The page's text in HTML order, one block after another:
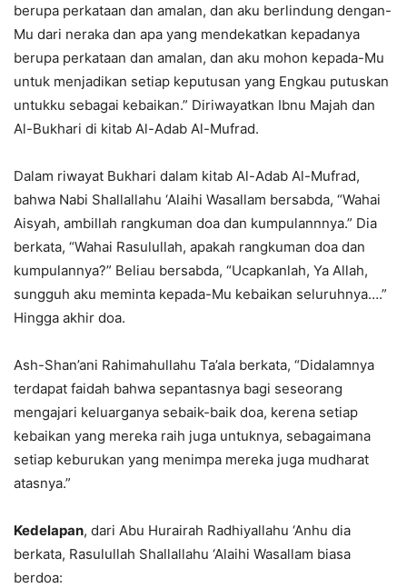
berupa perkataan dan amalan, dan aku berlindung dengan-
Mu dari neraka dan apa yang mendekatkan kepadanya
berupa perkataan dan amalan, dan aku mohon kepada-Mu
untuk menjadikan setiap keputusan yang Engkau putuskan
untukku sebagai kebaikan.” Diriwayatkan Ibnu Majah dan
Al-Bukhari di kitab Al-Adab Al-Mufrad.
Dalam riwayat Bukhari dalam kitab Al-Adab Al-Mufrad,
bahwa Nabi Shallallahu ‘Alaihi Wasallam bersabda, “Wahai
Aisyah, ambillah rangkuman doa dan kumpulannnya.” Dia
berkata, “Wahai Rasulullah, apakah rangkuman doa dan
kumpulannya?” Beliau bersabda, “Ucapkanlah, Ya Allah,
sungguh aku meminta kepada-Mu kebaikan seluruhnya….”
Hingga akhir doa.
Ash-Shan’ani Rahimahullahu Ta’ala berkata, “Didalamnya
terdapat faidah bahwa sepantasnya bagi seseorang
mengajari keluarganya sebaik-baik doa, kerena setiap
kebaikan yang mereka raih juga untuknya, sebagaimana
setiap keburukan yang menimpa mereka juga mudharat
atasnya.”
Kedelapan, dari Abu Hurairah Radhiyallahu ‘Anhu dia
berkata, Rasulullah Shallallahu ‘Alaihi Wasallam biasa
berdoa: